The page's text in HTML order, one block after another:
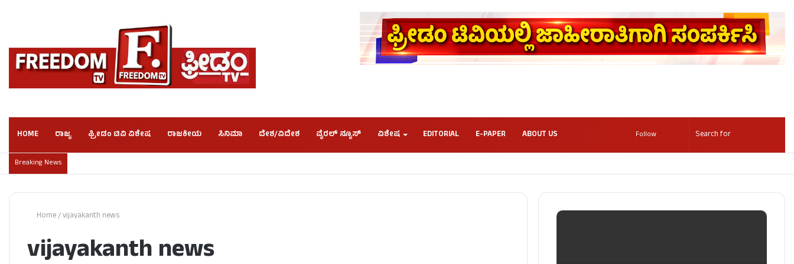
HOME ರಾಜ್ಯ ಫ್ರೀಡಂ ಟಿವಿ ವಿಶೇಷ ರಾಜಕೀಯ ಸಿನಿಮಾ ದೇಶ/ವಿದೇಶ ವೈರಲ್ ನ್ಯೂಸ್ ವಿಶೇಷ EDITORIAL E-PAPER ABOUT US Follow
Breaking News
Home/vijayakanth news
vijayakanth news